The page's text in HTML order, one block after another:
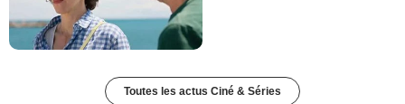
Toutes les actus Ciné & Séries